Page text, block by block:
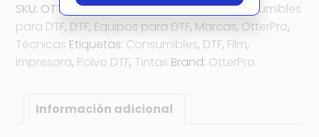
lt
e
r
n
SKU: OTTER-DTFPRT40LB-CCategorías:Consumibles
para DTF, DTF, Equipos para DTF, Marcas, OtterPro,
Técnicas Etiquetas: Consumibles, DTF, Film,
impresora, Polvo DTF, Tintas Brand: OtterPro
Información adicional